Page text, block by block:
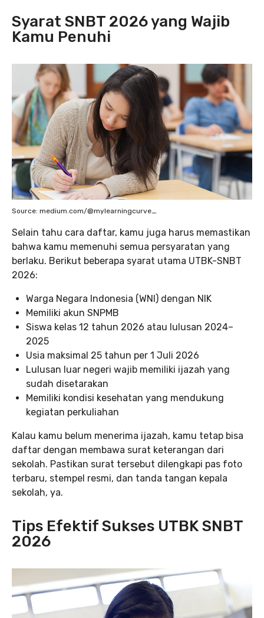
Syarat SNBT 2026 yang Wajib
Kamu Penuhi
Source: medium.com/@mylearningcurve_
Selain tahu cara daftar, kamu juga harus memastikan
bahwa kamu memenuhi semua persyaratan yang
berlaku. Berikut beberapa syarat utama UTBK-SNBT
2026:
Warga Negara Indonesia (WNI) dengan NIK
Memiliki akun SNPMB
Siswa kelas 12 tahun 2026 atau lulusan 2024–
2025
Usia maksimal 25 tahun per 1 Juli 2026
Lulusan luar negeri wajib memiliki ijazah yang
sudah disetarakan
Memiliki kondisi kesehatan yang mendukung
kegiatan perkuliahan
Kalau kamu belum menerima ijazah, kamu tetap bisa
daftar dengan membawa surat keterangan dari
sekolah. Pastikan surat tersebut dilengkapi pas foto
terbaru, stempel resmi, dan tanda tangan kepala
sekolah, ya.
Tips Efektif Sukses UTBK SNBT
2026